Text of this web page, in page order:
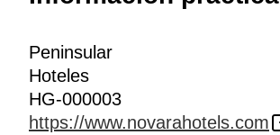
Peninsular
Hoteles
HG-000003
https://www.novarahotels.com